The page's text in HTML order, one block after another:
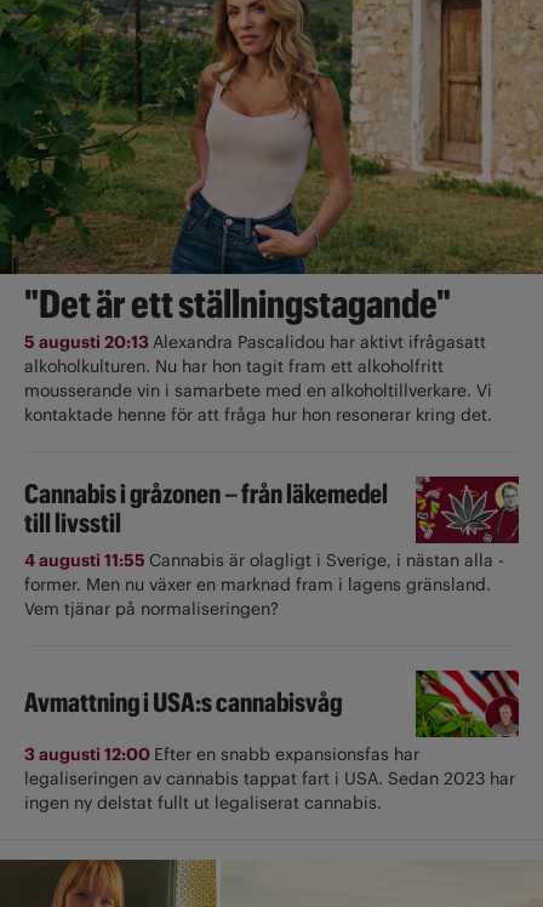
"Det är ett ställningstagande"
5 augusti 20:13Alexandra Pascalidou har aktivt ifrågasatt
alkoholkulturen. Nu har hon tagit fram ett alkoholfritt
mousserande vin i samarbete med en alkoholtillverkare. Vi
kontaktade henne för att fråga hur hon resonerar kring det.
Cannabis i gråzonen – från läkemedel
till livsstil
4 augusti 11:55 Cannabis är olagligt i ­Sverige, i nästan alla ­
former. Men nu växer en marknad fram i lagens gränsland.
Vem tjänar på normaliseringen?
Avmattning i USA:s cannabisvåg
3 augusti 12:00 Efter en snabb expansionsfas har
legaliseringen av cannabis tappat fart i USA. Sedan 2023 har
ingen ny delstat fullt ut ­legaliserat cannabis.